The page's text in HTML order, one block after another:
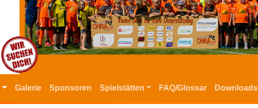
Galerie Sponsoren Spielstätten FAQ/Glossar Downloads